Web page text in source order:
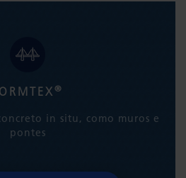
®
in situ, como muros e
pontes